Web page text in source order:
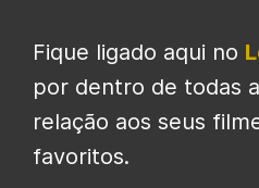
Fique ligado aqui no
por dentro de todas
relação aos seus
favoritos.